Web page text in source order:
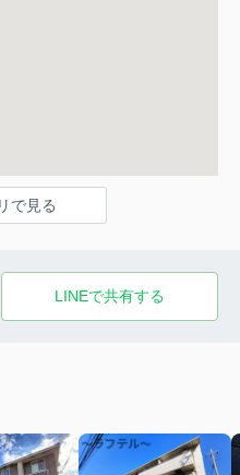
で見る
LINEで共有する